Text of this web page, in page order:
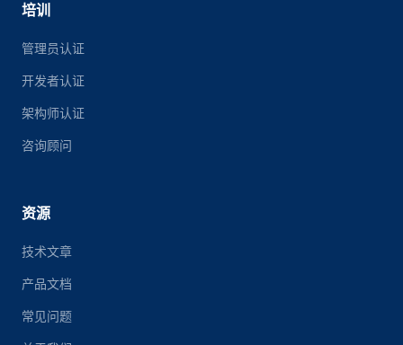
培训
管理员认证
开发者认证
架构师认证
咨询顾问
资源
技术文章
产品文档
常见问题